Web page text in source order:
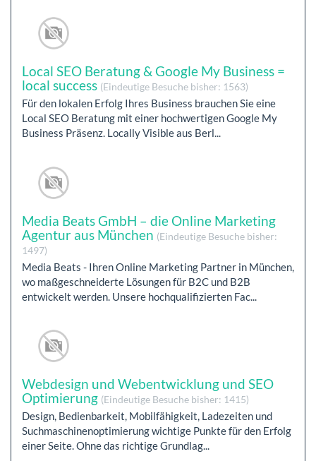
Local SEO Beratung & Google My Business =
local success (Eindeutige Besuche bisher: 1563)
Für den lokalen Erfolg Ihres Business brauchen Sie eine
Local SEO Beratung mit einer hochwertigen Google My
Business Präsenz. Locally Visible aus Berl...
Media Beats GmbH – die Online Marketing
Agentur aus München (Eindeutige Besuche bisher:
1497)
Media Beats - Ihren Online Marketing Partner in München,
wo maßgeschneiderte Lösungen für B2C und B2B
entwickelt werden. Unsere hochqualifizierten Fac...
Webdesign und Webentwicklung und SEO
Optimierung (Eindeutige Besuche bisher: 1415)
Design, Bedienbarkeit, Mobilfähigkeit, Ladezeiten und
Suchmaschinenoptimierung wichtige Punkte für den Erfolg
einer Seite. Ohne das richtige Grundlag...